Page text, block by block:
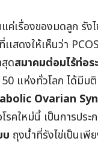
ค่เรื่องของมดลูก รัง
สดงให้เห็นว่า
ดสมาคมต่อมไร้ท่อร
แห่งทั่วโลก ได้มีม
Ovarian
โรคใหม่นี้ เป็นการประ
บ ถุงน้ำที่รังไข่เป็นเพี